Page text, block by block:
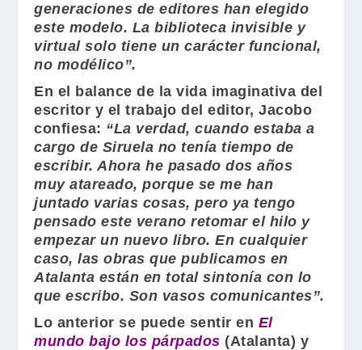
generaciones de editores han elegido
este modelo. La biblioteca invisible y
virtual solo tiene un carácter funcional,
no modélico”.
En el balance de la vida imaginativa del
escritor y el trabajo del editor,Jacobo
confiesa: “La verdad, cuando estaba a
cargo de Siruela no tenía tiempo de
escribir. Ahora he pasado dos años
muy atareado, porque se me han
juntado varias cosas, pero ya tengo
pensado este verano retomar el hilo y
empezar un nuevo libro. En cualquier
caso, las obras que publicamos en
Atalanta están en total sintonía con lo
que escribo. Son vasos comunicantes”.
Lo anterior se puede sentir en El
mundo bajo los párpados (Atalanta) y